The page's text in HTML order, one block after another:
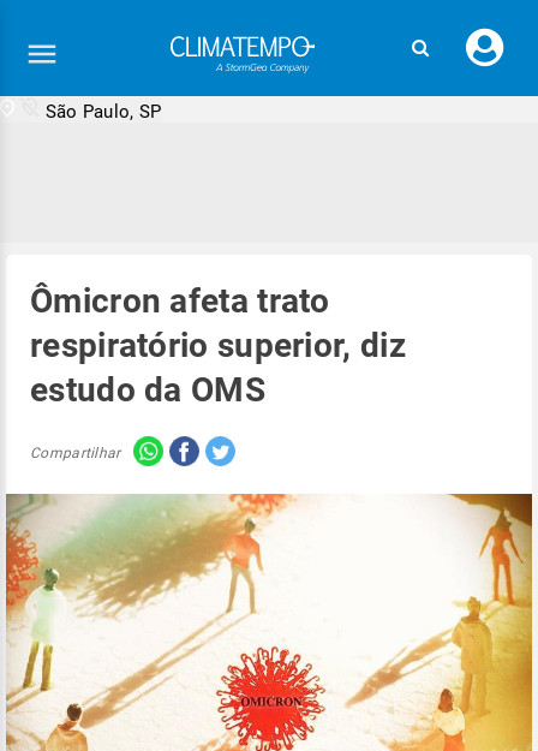
seu
São Paulo, SP
Ômicron afeta trato
respiratório superior, diz
estudo da OMS
Compartilhar